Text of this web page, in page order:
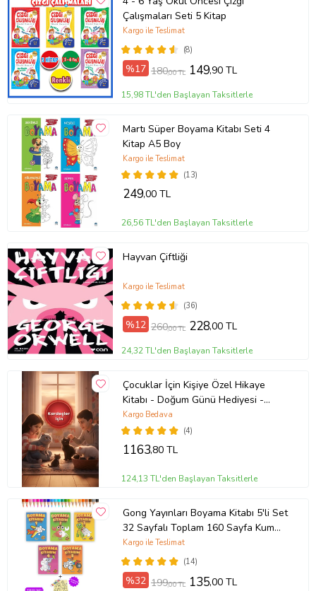
Sayfa Sayısı 80
Yayın Dili
Türkçe
Yazar
Canan Demir
Ürün Kodu:kcm74026853
Çalışmaları Seti 5 Kitap
(8)
Kargo ile Teslimat
%17 180,00 TL 149,90 TL
15,98 TL'den Başlayan Taksitlerle
Martı Süper Boyama Kitabı Seti 4
Kitap A5 Boy
(13)
Kargo ile Teslimat
249,00 TL
26,56 TL'den Başlayan Taksitlerle
Hayvan Çiftliği
(36)
Kargo ile Teslimat
%12 260,00 TL 228,00 TL
24,32 TL'den Başlayan Taksitlerle
Çocuklar İçin Kişiye Özel Hikaye
Kitabı - Doğum Günü Hediyesi -
Okuma Hediyesi
(4)
Kargo Bedava
1163,80 TL
124,13 TL'den Başlayan Taksitlerle
Gong Yayınları Boyama Kitabı 5'li Set
32 Sayfalı Toplam 160 Sayfa Kum
Boyama Hediyeli (Buz-Buz)
(14)
Kargo ile Teslimat
%32 199,00 TL 135,00 TL